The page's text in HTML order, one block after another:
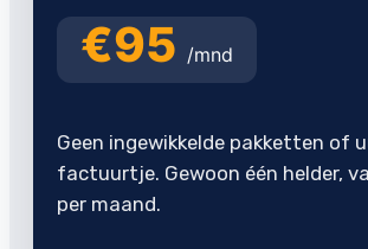
€95 /mnd
Geen ingewikkelde pakketten of
factuurtje. Gewoon één helder,
per maand.